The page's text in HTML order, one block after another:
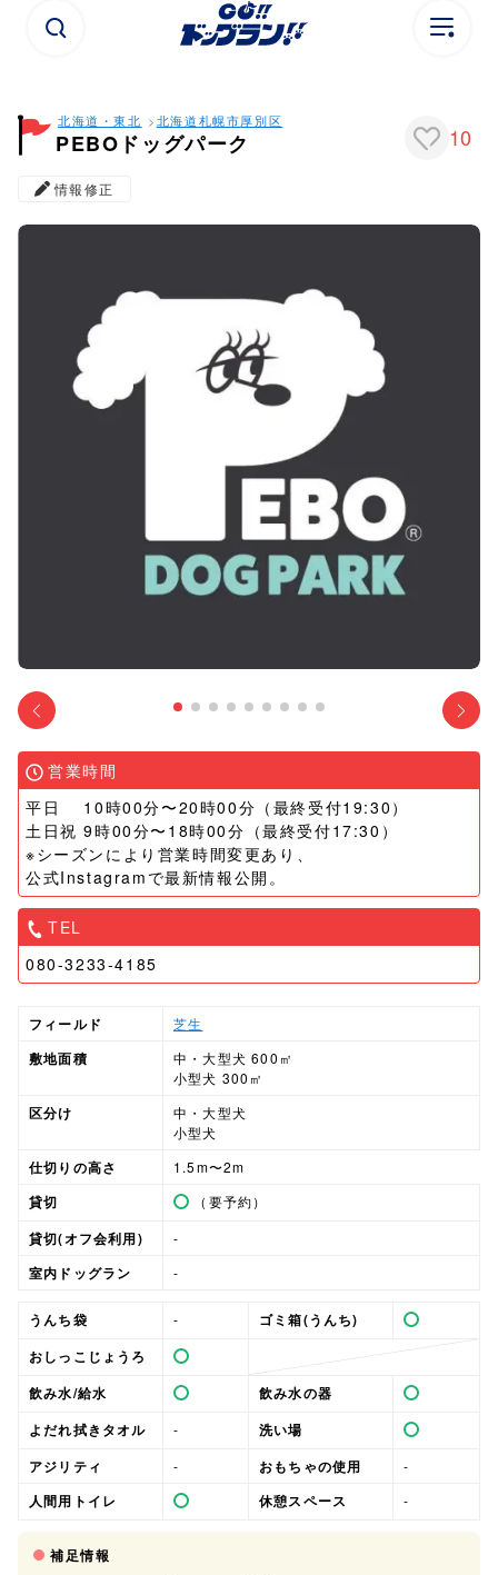
北海道・東北 北海道札幌市厚別区
PEBOドッグパーク 10
情報修正
営業時間
平日 10時00分〜20時00分（最終受付19:30）
土日祝 9時00分〜18時00分（最終受付17:30）
※シーズンにより営業時間変更あり、
公式Instagramで最新情報公開。
TEL
080-3233-4185
フィールド 芝生
敷地面積
中・大型犬 600㎡
小型犬 300㎡
区分け
中・大型犬
小型犬
仕切りの高さ 1.5m〜2m
貸切 （要予約）
貸切(オフ会利用) -
室内ドッグラン -
うんち袋 -
ゴミ箱(うんち)
おしっこじょうろ
飲み水/給水
飲み水の器
よだれ拭きタオル
-
洗い場
アジリティ
- おもちゃの使用 -
人間用トイレ 休憩スペース -
補足情報